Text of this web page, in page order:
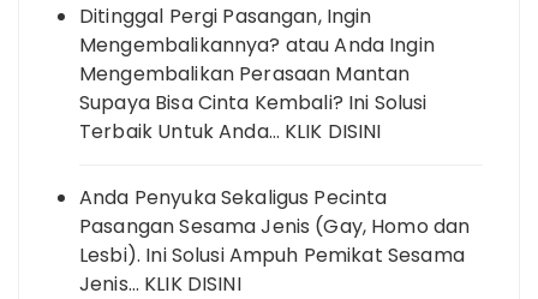
Ditinggal Pergi Pasangan, Ingin
Mengembalikannya? atau Anda Ingin
Mengembalikan Perasaan Mantan
Supaya Bisa Cinta Kembali? Ini Solusi
Terbaik Untuk Anda… KLIK DISINI
Anda Penyuka Sekaligus Pecinta
Pasangan Sesama Jenis (Gay, Homo dan
Lesbi). Ini Solusi Ampuh Pemikat Sesama
Jenis… KLIK DISINI